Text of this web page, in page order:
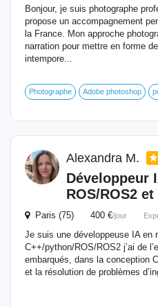
Bonjour, je suis photographe
propose un accompagnement
la France. Mon approche
narration pour mettre en forme
intempore...
Photographe Adobe photoshop
Alexandra M.
Développeur
ROS/ROS2
Paris (75) 400 €/jour
Je suis une développeuse IA en
C++/python/ROS/ROS2 j’ai de
embarqués, dans la conception
et la résolution de problèmes